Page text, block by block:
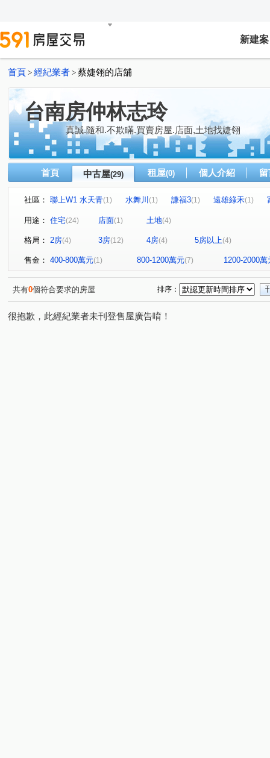
新建案
首頁 > 經紀業者 > 蔡婕翎的店舖
台南房仲林志玲
真誠.隨和.不欺瞞.買賣房屋.店面,土地找婕翎
首頁 中古屋(29) 租屋(0) 個人介紹
社區： 聯上W1 水天青(1) 水舞川 (1) 謙福3(1) 遠雄綠禾(1)
美夢成真
(1)
佳鋐郡
地中海(1) 富農街一段 水交社路
安中路四段(1) 永華一街(1) 永安路(1) 喜樹路(1)
崇
建平十二街(2) 文成一路(1) 府前路一段(1) 仁和路(1)
永續三街(1) 東橋五路(1) 海安路三段 (1)
大武街(1) 長榮路五段(1) 中華北路一段(1) 育平路(1)
用途： 住宅(24) 店面(1) 土地(4)
格局： 2房(4) 3房(12) 4房(4) 5房以上(4)
售金： 400-800萬元(1) 800-1200萬元(7) 1200-2000萬
共有0個符合要求的房屋 排序：
很抱歉，此經紀業者未刊登售屋廣告唷！